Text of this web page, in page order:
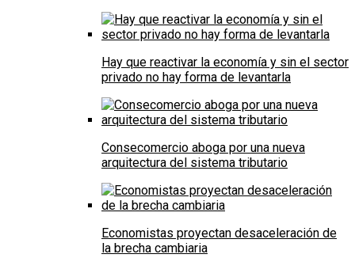
Hay que reactivar la economía y sin el sector
privado no hay forma de levantarla
Consecomercio aboga por una nueva
arquitectura del sistema tributario
Economistas proyectan desaceleración de
la brecha cambiaria